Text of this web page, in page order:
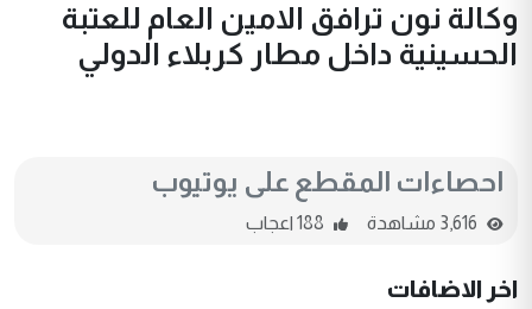
وكالة نون ترافق الامين العام للعتبة
الحسينية داخل مطار كربلاء الدولي
احصاءات المقطع على يوتيوب
اخر الاضافات